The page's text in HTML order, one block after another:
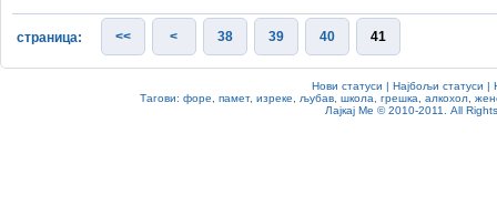
страница: << < 38 39 40 41
Нови статуси | Најбољи статуси |
Тагови:форе ,памет,изреке љубав ,школа ,грешка ,алкохол ,
Лајкај Ме © 2010-2011. All